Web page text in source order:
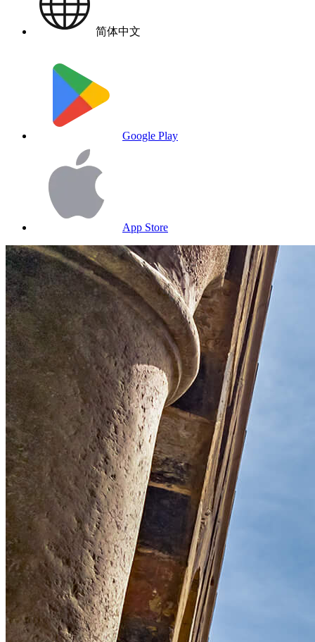
简体中文
Google Play
App Store